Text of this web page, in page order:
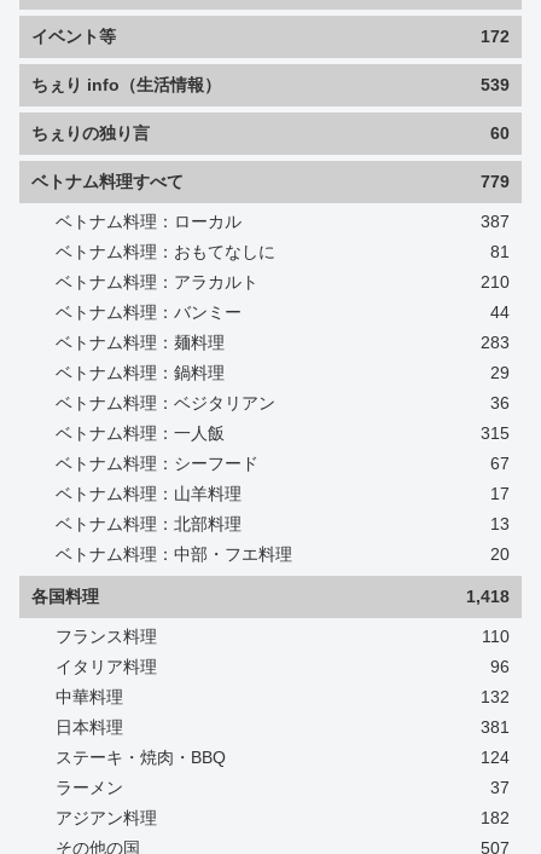
イベント等 172
ちぇり info（生活情報） 539
ちぇりの独り言 60
ベトナム料理すべて 779
ベトナム料理：ローカル
387
ベトナム料理：おもてなしに
81
ベトナム料理：アラカルト
210
ベトナム料理：バンミー
44
ベトナム料理：麺料理
283
ベトナム料理：鍋料理
29
ベトナム料理：ベジタリアン
36
ベトナム料理：一人飯
315
ベトナム料理：シーフード
67
ベトナム料理：山羊料理
17
ベトナム料理：北部料理
13
ベトナム料理：中部・フエ料理
20
各国料理 1,418
フランス料理
110
イタリア料理
96
中華料理
132
日本料理
381
ステーキ・焼肉・BBQ
124
ラーメン
37
アジアン料理
182
その他の国
507